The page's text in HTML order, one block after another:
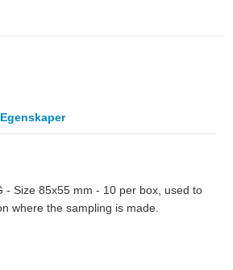
Egenskaper
- Size 85x55 mm - 10 per box, used to
where the sampling is made.